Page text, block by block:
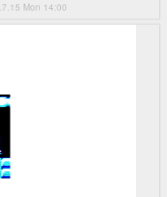
Mon 14:00